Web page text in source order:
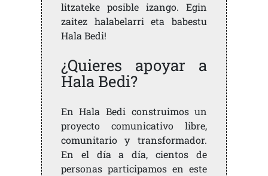
litzateke posible izango. Egin
zaitez halabelarri eta babestu
Hala Bedi!
¿Quieres apoyar a
Hala Bedi?
En Hala Bedi construimos un
proyecto comunicativo libre,
comunitario y transformador.
En el día a día, cientos de
personas participamos en este